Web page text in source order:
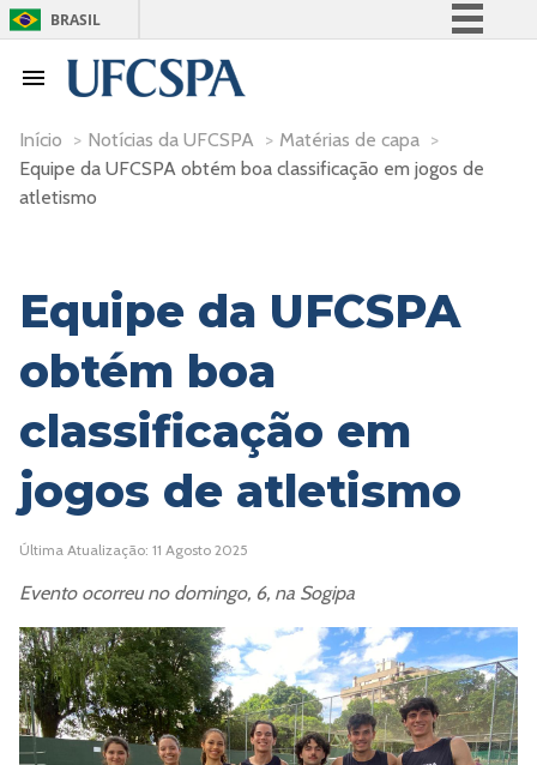
BRASIL
Participe
Acesso à informação
Início > Notícias da UFCSPA > Matérias de capa >
Equipe da UFCSPA obtém boa classificação em jogos de
atletismo
Equipe da UFCSPA
obtém boa
classificação em
jogos de atletismo
Última Atualização: 11 Agosto 2025
Evento ocorreu no domingo, 6, na Sogipa